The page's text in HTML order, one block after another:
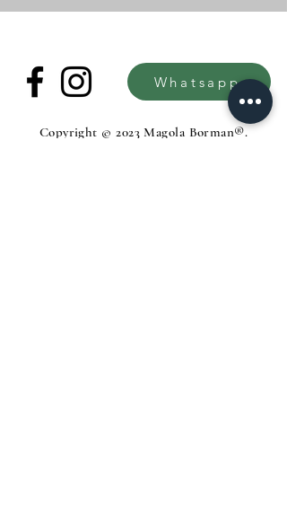
Whatsapp
Copyright © 2023 Magola Borman®.